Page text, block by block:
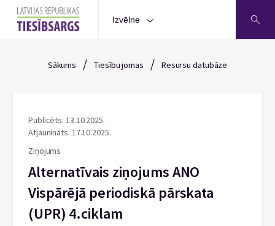
Izvēlne
Sākums / Tiesību jomas / Resursu datubāze
Publicēts: 13.10.2025.
Atjaunināts: 17.10.2025.
Ziņojums
Alternatīvais ziņojums ANO
Vispārējā periodiskā pārskata
(UPR) 4.ciklam